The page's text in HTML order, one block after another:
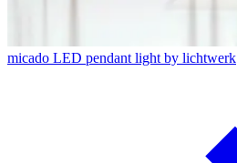
micado LED pendant light by lichtwerk